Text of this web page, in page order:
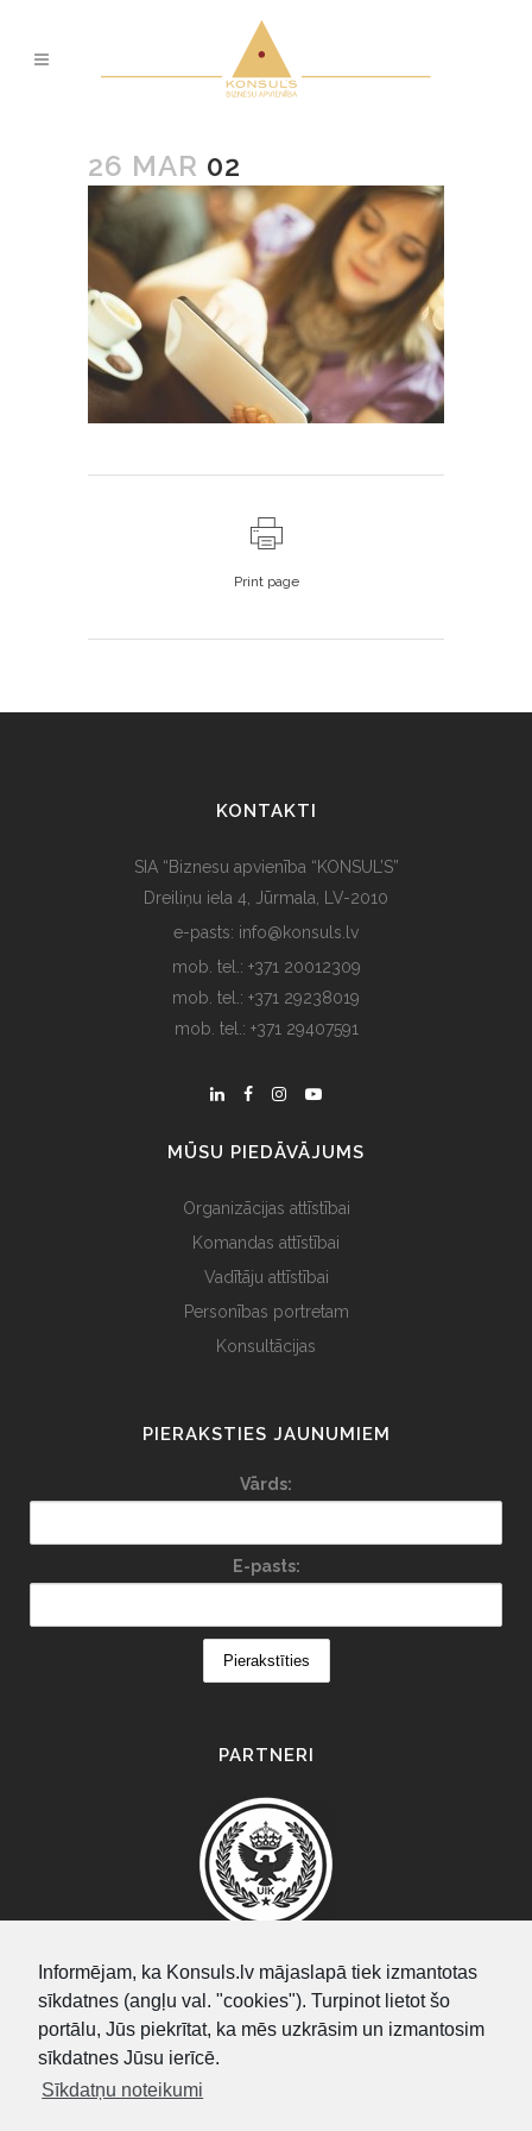
Informējam, ka Konsuls.lv mājaslapā tiek izmantotas
sīkdatnes (angļu val. "cookies"). Turpinot lietot šo
portālu, Jūs piekrītat, ka mēs uzkrāsim un izmantosim
sīkdatnes Jūsu ierīcē.
Sīkdatņu noteikumi
26 MAR 02
Print page
KONTAKTI
SIA “Biznesu apvienība “KONSUL’S”
Dreiliņu iela 4, Jūrmala, LV-2010
e-pasts: info@konsuls.lv
mob. tel.: +371 20012309
mob. tel.: +371 29238019
mob. tel.: +371 29407591
MŪSU PIEDĀVĀJUMS
Organizācijas attīstībai
Komandas attīstībai
Vadītāju attīstībai
Personības portretam
Konsultācijas
PIERAKSTIES JAUNUMIEM
Vārds:
E-pasts:
PARTNERI
SEARCH